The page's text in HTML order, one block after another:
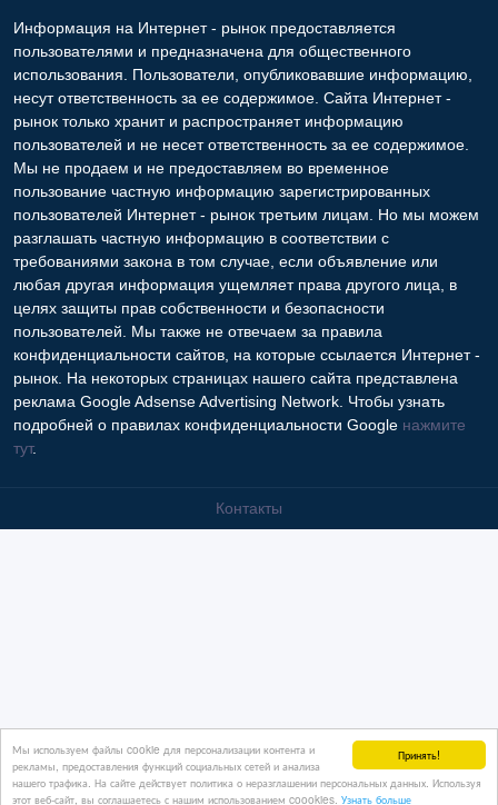
Принять!
Мы используем файлы cookie для персонализации контента и
рекламы, предоставления функций социальных сетей и анализа
нашего трафика. На сайте действует политика о неразглашении персональных данных. Используя
этот веб-сайт, вы соглашаетесь с нашим использованием coookies. Узнать больше
Информация на Интернет - рынок предоставляется
пользователями и предназначена для общественного
использования. Пользователи, опубликовавшие информацию,
несут ответственность за ее содержимое. Сайта Интернет -
рынок только хранит и распространяет информацию
пользователей и не несет ответственность за ее содержимое.
Мы не продаем и не предоставляем во временное
пользование частную информацию зарегистрированных
пользователей Интернет - рынок третьим лицам. Но мы можем
разглашать частную информацию в соответствии с
требованиями закона в том случае, если объявление или
любая другая информация ущемляет права другого лица, в
целях защиты прав собственности и безопасности
пользователей. Мы также не отвечаем за правила
конфиденциальности сайтов, на которые ссылается Интернет -
рынок. На некоторых страницах нашего сайта представлена
реклама Google Adsense Advertising Network. Чтобы узнать
подробней о правилах конфиденциальности Google нажмите
тут.
Контакты